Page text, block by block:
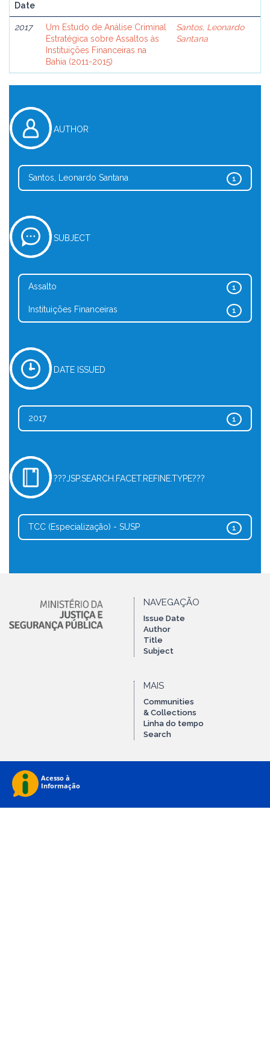
Date
2017
Um Estudo de Análise Criminal
Estratégica sobre Assaltos às
Instituições Financeiras na
Bahia (2011-2015)
Santos, Leonardo
Santana
AUTHOR
1
Santos, Leonardo Santana
SUBJECT
1
Assalto
1
Instituições Financeiras
DATE ISSUED
1
2017
???JSP.SEARCH.FACET.REFINE.TYPE???
1
TCC (Especialização) - SUSP
NAVEGAÇÃO
Issue Date
Author
Title
Subject
MAIS
Communities
& Collections
Linha do tempo
Search